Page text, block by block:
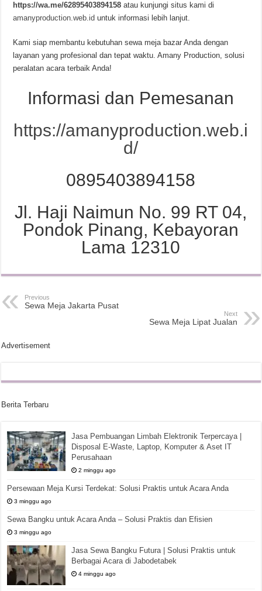
https://wa.me/62895403894158 atau kunjungi situs kami di
amanyproduction.web.id untuk informasi lebih lanjut.
Kami siap membantu kebutuhan sewa meja bazar Anda dengan
layanan yang profesional dan tepat waktu. Amany Production, solusi
peralatan acara terbaik Anda!
Informasi dan Pemesanan
https://amanyproduction.web.i
d/
0895403894158
Jl. Haji Naimun No. 99 RT 04,
Pondok Pinang, Kebayoran
Lama 12310
Previous
Sewa Meja Jakarta Pusat
Next
Sewa Meja Lipat Jualan
Advertisement
Berita Terbaru
Jasa Pembuangan Limbah Elektronik Terpercaya |
Disposal E-Waste, Laptop, Komputer & Aset IT
Perusahaan
2 minggu ago
Persewaan Meja Kursi Terdekat: Solusi Praktis untuk Acara Anda
3 minggu ago
Sewa Bangku untuk Acara Anda – Solusi Praktis dan Efisien
3 minggu ago
Jasa Sewa Bangku Futura | Solusi Praktis untuk
Berbagai Acara di Jabodetabek
4 minggu ago